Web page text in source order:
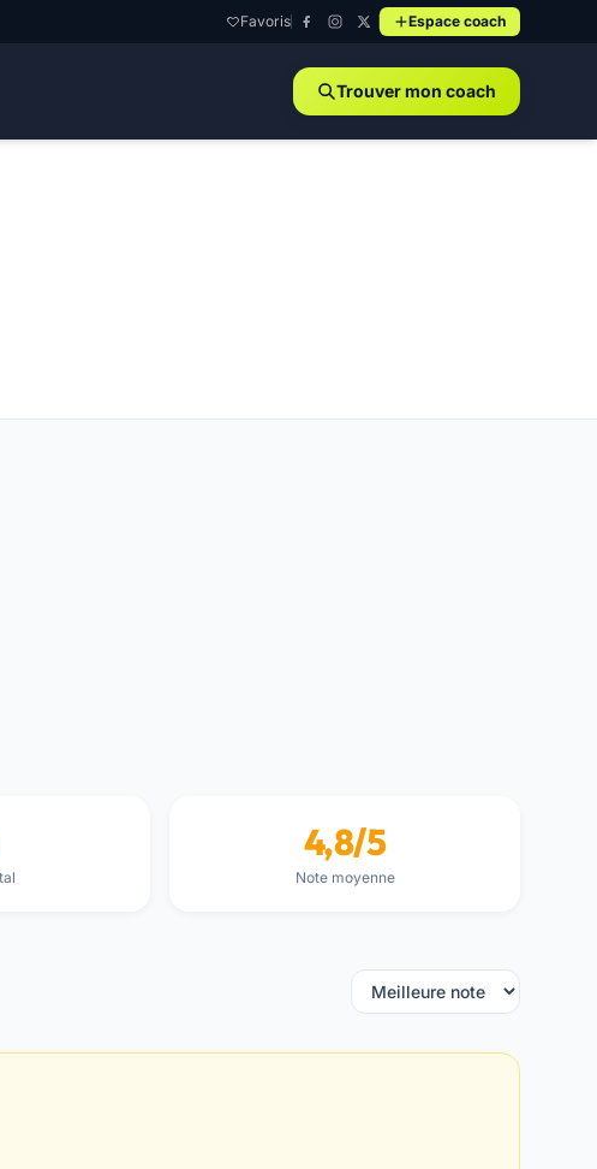
Favoris Espace coach
Trouver mon coach
Essarts-le-Roi - 78690
4,8/5
Note moyenne